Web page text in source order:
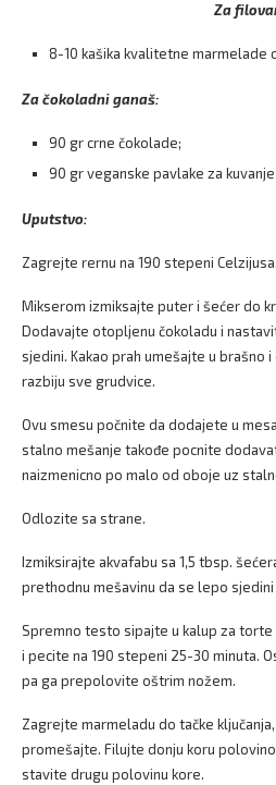
Za
8-10 kašika kvalitetne marmelade
Za čokoladni ganaš:
90 gr crne čokolade;
90 gr veganske pavlake za kuvanje
Uputstvo:
Zagrejte rernu na 190 stepeni Celzijusa.
Mikserom izmiksajte puter i šećer do
Dodavajte otopljenu čokoladu i
sjedini. Kakao prah umešajte u brašno
razbiju sve grudvice.
Ovu smesu počnite da dodajete u
stalno mešanje takođe pocnite
naizmenicno po malo od oboje uz
Odlozite sa strane.
Izmiksirajte akvafabu sa 1,5 tbsp.
prethodnu mešavinu da se lepo sjedini
Spremno testo sipajte u kalup za
i pecite na 190 stepeni 25-30 minuta.
pa ga prepolovite oštrim nožem.
Zagrejte marmeladu do tačke
promešajte. Filujte donju koru
stavite drugu polovinu kore.